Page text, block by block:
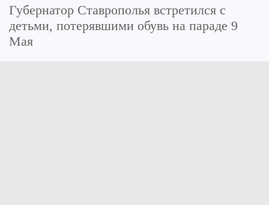
Губернатор Ставрополья встретился с
детьми, потерявшими обувь на параде 9
Мая